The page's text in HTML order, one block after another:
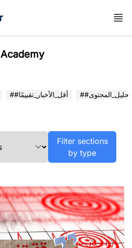
Academy
##أقل_الأخبار_تقييمًا ##تحليل_المحتوى
Filter sections
by type